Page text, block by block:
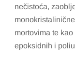
nečistoća,
mortovima te
epoksidnih i